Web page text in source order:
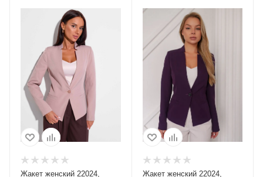
Жакет женский 22024,
Жакет женский 22024,